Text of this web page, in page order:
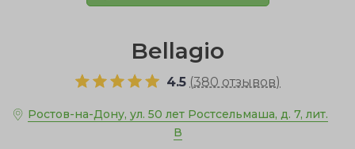
Bellagio
4.5 (380 отзывов)
Ростов-на-Дону, ул. 50 лет Ростсельмаша, д. 7, лит.
В